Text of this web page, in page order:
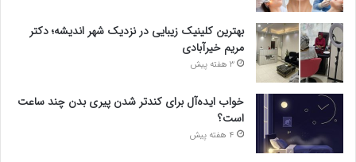
بهترین کلینیک زیبایی در نزدیک شهر اندیشه؛ دکتر
مریم خیرآبادی
3 هفته پیش
خواب ایده‌آل برای کندتر شدن پیری بدن چند ساعت
است؟
4 هفته پیش